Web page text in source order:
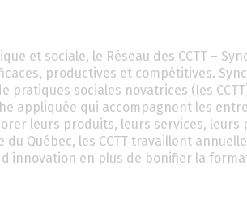
et sociale, le Réseau des CCTT –
productives et compétitives.
sociales novatrices (les
appliquée qui accompagnent les
leurs produits, leurs services, leurs
Québec, les CCTT travaillent
en plus de bonifier la